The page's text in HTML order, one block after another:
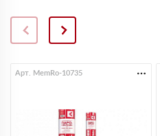
Арт. MemRo-10735